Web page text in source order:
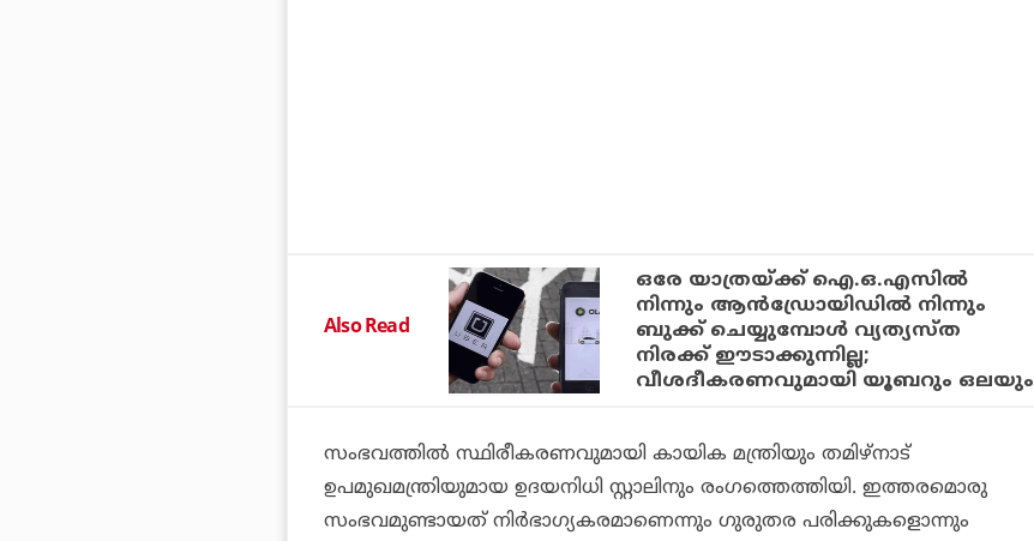
Also Read
ഒരേ യാത്രയ്ക്ക് ഐ.ഒ.എസില്‍
നിന്നും ആന്‍ഡ്രോയിഡില്‍ നിന്നും
ബുക്ക് ചെയ്യുമ്പോള്‍ വ്യത്യസ്ത
നിരക്ക് ഈടാക്കുന്നില്ല;
വീശദീകരണവുമായി യൂബറും ഒലയും
സംഭവത്തില്‍ സ്ഥിരീകരണവുമായി കായിക മന്ത്രിയും തമിഴ്‌നാട്
ഉപമുഖമന്ത്രിയുമായ ഉദയനിധി സ്റ്റാലിനും രംഗത്തെത്തിയി. ഇത്തരമൊരു
സംഭവമുണ്ടായത് നിര്‍ഭാഗ്യകരമാണെന്നും ഗുരുതര പരിക്കുകളൊന്നും